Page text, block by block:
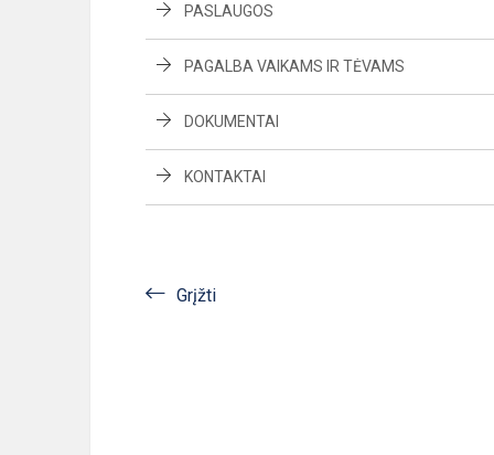
PASLAUGOS
PAGALBA VAIKAMS IR TĖVAMS
DOKUMENTAI
KONTAKTAI
Grįžti